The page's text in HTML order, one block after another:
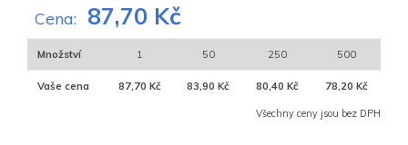
Cena: 87,70 Kč
Množství 1 50 250 500
Vaše cena 87,70 Kč 83,90 Kč 80,40 Kč 78,20 Kč
Všechny ceny jsou bez DPH